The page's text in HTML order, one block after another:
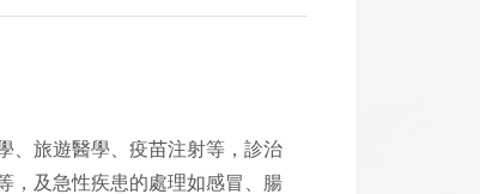
、旅遊醫學、疫苗注射等，診治
，及急性疾患的處理如感冒、腸